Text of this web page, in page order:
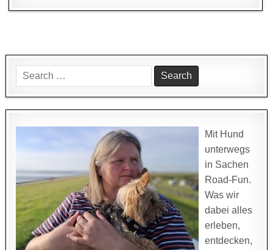
Search
for:
Mit Hund
unterwegs
in Sachen
Road-Fun.
Was wir
dabei alles
erleben,
entdecken,